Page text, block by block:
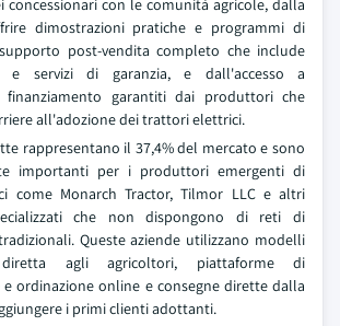
concessionari con le comunità agricole, dalla
dimostrazioni pratiche e programmi di
post-vendita completo che include
e servizi di garanzia, e dall'accesso a
finanziamento garantiti dai produttori che
all'adozione dei trattori elettrici.
rappresentano il 37,4% del mercato e sono
importanti per i produttori emergenti di
come Monarch Tractor, Tilmor LLC e altri
che non dispongono di reti di
Queste aziende utilizzano modelli
agli agricoltori, piattaforme di
e ordinazione online e consegne dirette dalla
i primi clienti adottanti.